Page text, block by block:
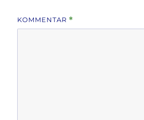
KOMMENTAR *